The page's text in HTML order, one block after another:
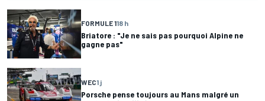
FORMULE 118 h
Briatore : "Je ne sais pas pourquoi Alpine ne
gagne pas"
WEC1 j
Porsche pense toujours au Mans malgré un